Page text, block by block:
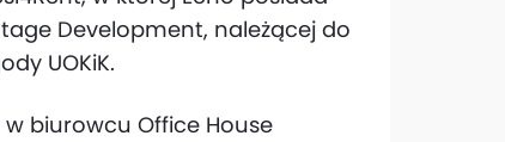
Development, należącej do
UOKiK.
w biurowcu Office House